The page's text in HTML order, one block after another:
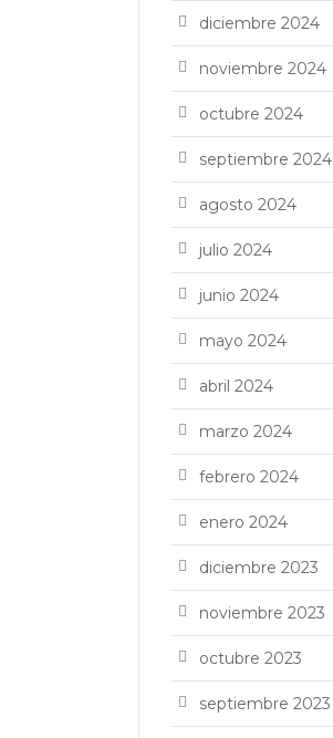
diciembre 2024
noviembre 2024
octubre 2024
septiembre 2024
agosto 2024
julio 2024
junio 2024
mayo 2024
abril 2024
marzo 2024
febrero 2024
enero 2024
diciembre 2023
noviembre 2023
octubre 2023
septiembre 2023